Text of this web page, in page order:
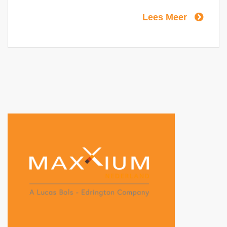
zachte smaak aan een speciaal distillaat van
is een zuiver, eerlijk en natuurlijk product.
Lees Meer